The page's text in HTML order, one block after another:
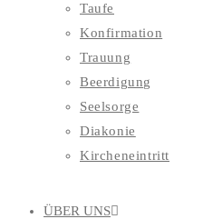
Taufe
Konfirmation
Trauung
Beerdigung
Seelsorge
Diakonie
Kircheneintritt
ÜBER UNS